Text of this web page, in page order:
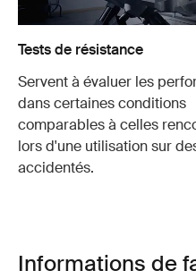
Tests de résistance
Servent à évaluer les
dans certaines conditions
comparables à celles
lors d'une utilisation sur
accidentés.
Informations de